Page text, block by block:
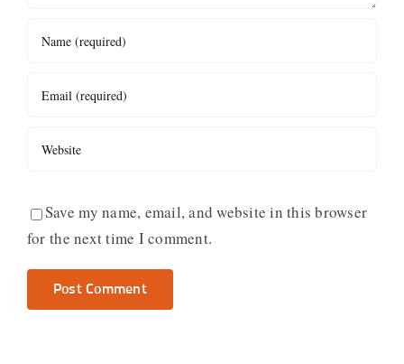
Save my name, email, and website in this browser
for the next time I comment.